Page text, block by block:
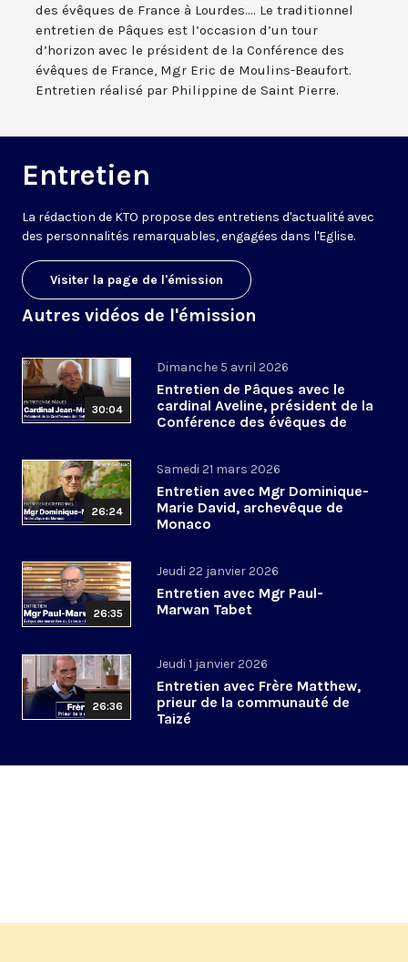
des évêques de France à Lourdes.... Le traditionnel
entretien de Pâques est l’occasion d’un tour
d’horizon avec le président de la Conférence des
évêques de France, Mgr Eric de Moulins-Beaufort.
Entretien réalisé par Philippine de Saint Pierre.
Entretien
La rédaction de KTO propose des entretiens d'actualité avec
des personnalités remarquables, engagées dans l'Eglise.
Visiter la page de l'émission
Autres vidéos de l'émission
30:04
Dimanche 5 avril 2026
Entretien de Pâques avec le
cardinal Aveline, président de la
Conférence des évêques de
26:24
Samedi 21 mars 2026
Entretien avec Mgr Dominique-
Marie David, archevêque de
Monaco
26:35
Jeudi 22 janvier 2026
Entretien avec Mgr Paul-
Marwan Tabet
26:36
Jeudi 1 janvier 2026
Entretien avec Frère Matthew,
prieur de la communauté de
Taizé